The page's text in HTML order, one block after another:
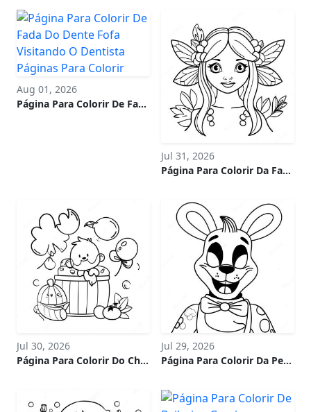
Aug 01, 2026
Página Para Colorir De Fada Do Dente Fofa Visitando O Dentista
Jul 31, 2026
Página Para Colorir Da Fada Sombria
Jul 30, 2026
Página Para Colorir Do Chá De Bebê Abc
Jul 29, 2026
Página Para Colorir Da Pesadelo Bonnie Em Desenho Animado